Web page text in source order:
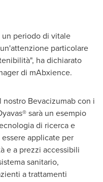
un periodo di vitale
particolare
ha dichiarato
di mAbxience.
Bevacizumab con i
sarà un esempio
di ricerca e
applicate per
e a prezzi accessibili
sanitario,
a trattamenti